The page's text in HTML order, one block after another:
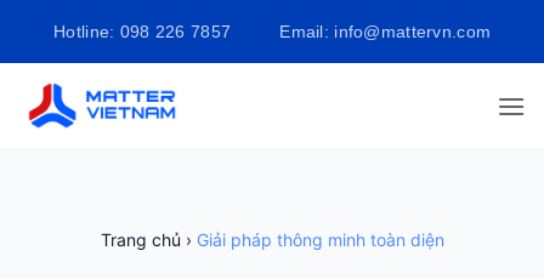
dung
Email: info@mattervn.com
Hotline: 098 226 7857
Trang chủ › Giải pháp thông minh toàn diện